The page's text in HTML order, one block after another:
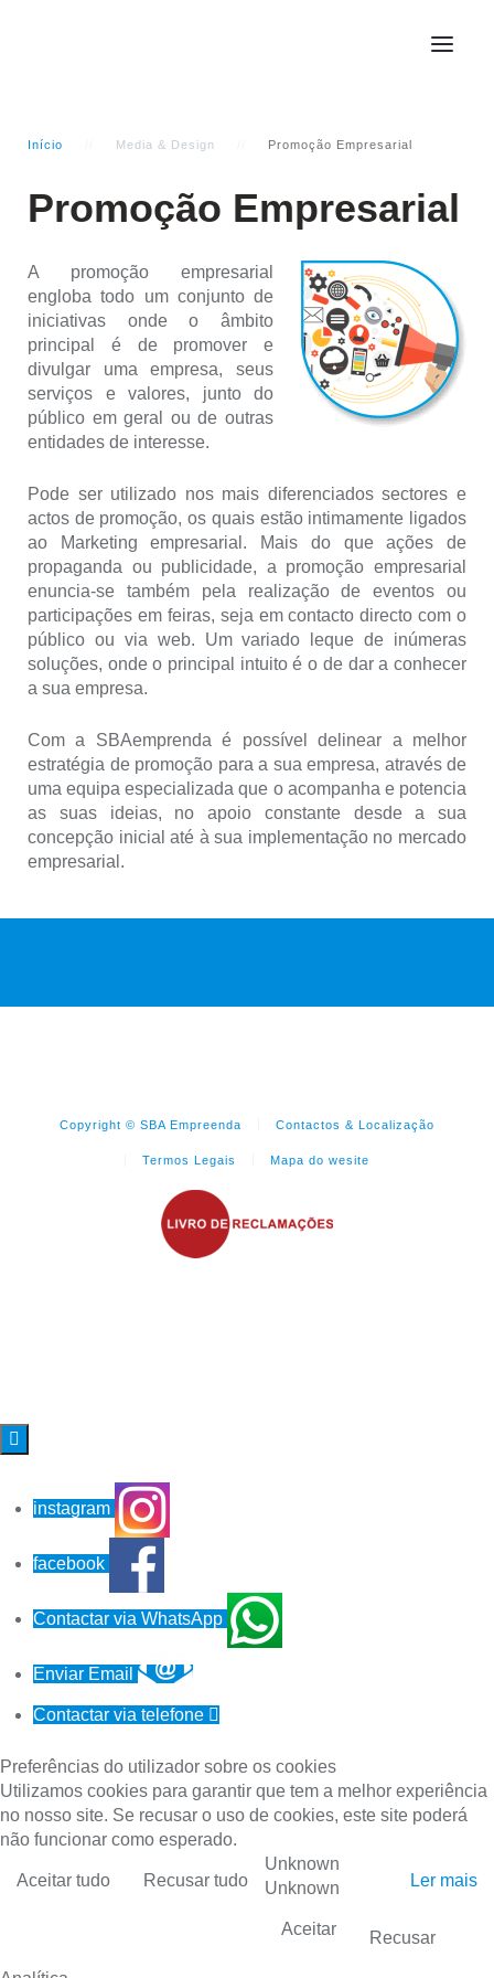
Início Media & Design Promoção Empresarial
Promoção Empresarial
A promoção empresarial
engloba todo um conjunto de
iniciativas onde o âmbito
principal é de promover e
divulgar uma empresa, seus
serviços e valores, junto do
público em geral ou de outras
entidades de interesse.
Pode ser utilizado nos mais diferenciados sectores e
actos de promoção, os quais estão intimamente ligados
ao Marketing empresarial. Mais do que ações de
propaganda ou publicidade, a promoção empresarial
enuncia-se também pela realização de eventos ou
participações em feiras, seja em contacto directo com o
público ou via web. Um variado leque de inúmeras
soluções, onde o principal intuito é o de dar a conhecer
a sua empresa.
Com a SBAemprenda é possível delinear a melhor
estratégia de promoção para a sua empresa, através de
uma equipa especializada que o acompanha e potencia
as suas ideias, no apoio constante desde a sua
concepção inicial até à sua implementação no mercado
empresarial.
Copyright © SBA Empreenda Contactos & Localização
Termos Legais Mapa do wesite

instagram
facebook
Contactar via WhatsApp
Enviar Email
Contactar via telefone 
Preferências do utilizador sobre os cookies
Utilizamos cookies para garantir que tem a melhor experiência
no nosso site. Se recusar o uso de cookies, este site poderá
não funcionar como esperado.
Aceitar tudo Recusar tudo Ler mais
Unknown
Unknown
Aceitar Recusar